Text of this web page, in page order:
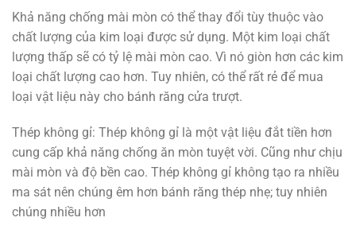
Khả năng chống mài mòn có thể thay đổi tùy thuộc vào
chất lượng của kim loại được sử dụng. Một kim loại chất
lượng thấp sẽ có tỷ lệ mài mòn cao. Vì nó giòn hơn các kim
loại chất lượng cao hơn. Tuy nhiên, có thể rất rẻ để mua
loại vật liệu này cho bánh răng cửa trượt.
Thép không gỉ: Thép không gỉ là một vật liệu đắt tiền hơn
cung cấp khả năng chống ăn mòn tuyệt vời. Cũng như chịu
mài mòn và độ bền cao. Thép không gỉ không tạo ra nhiều
ma sát nên chúng êm hơn bánh răng thép nhẹ; tuy nhiên
chúng nhiều hơn